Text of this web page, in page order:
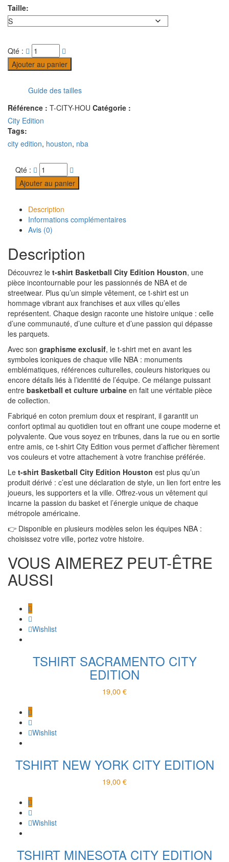
Taille:
Qté :
Ajouter au panier
Guide des tailles
Référence : T-CITY-HOU Catégorie :
City Edition
Tags:
city edition, houston, nba
Qté :
Ajouter au panier
Description
Informations complémentaires
Avis (0)
Description
Découvrez le t-shirt Basketball City Edition Houston, une
pièce incontournable pour les passionnés de NBA et de
streetwear. Plus qu’un simple vêtement, ce t-shirt est un
hommage vibrant aux franchises et aux villes qu’elles
représentent. Chaque design raconte une histoire unique : celle
d’une communauté, d’une culture et d’une passion qui dépasse
les parquets.
Avec son graphisme exclusif, le t-shirt met en avant les
symboles iconiques de chaque ville NBA : monuments
emblématiques, références culturelles, couleurs historiques ou
encore détails liés à l’identité de l’équipe. Ce mélange puissant
entre basketball et culture urbaine en fait une véritable pièce
de collection.
Fabriqué en coton premium doux et respirant, il garantit un
confort optimal au quotidien tout en offrant une coupe moderne et
polyvalente. Que vous soyez en tribunes, dans la rue ou en sortie
entre amis, ce t-shirt City Edition vous permet d’afficher fièrement
vos couleurs et votre attachement à votre franchise préférée.
Le t-shirt Basketball City Edition Houston est plus qu’un
produit dérivé : c’est une déclaration de style, un lien fort entre les
joueurs, les supporters et la ville. Offrez-vous un vêtement qui
incarne la passion du basket et l’énergie unique de chaque
métropole américaine.
👉 Disponible en plusieurs modèles selon les équipes NBA :
choisissez votre ville, portez votre histoire.
VOUS AIMEREZ PEUT-ÊTRE
AUSSI
Wishlist
TSHIRT SACRAMENTO CITY
EDITION
19,00 €
Wishlist
TSHIRT NEW YORK CITY EDITION
19,00 €
Wishlist
TSHIRT MINESOTA CITY EDITION